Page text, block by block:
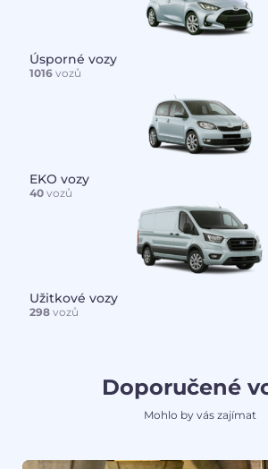
Úsporné vozy
1016vozů
EKO vozy
40vozů
Užitkové vozy
298vozů
Doporučené
Mohlo by vás zajímat